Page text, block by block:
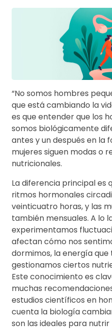
“No somos hombres
que está cambiando la
es que entender que los
somos biológicamente
antes y un después en la
mujeres siguen modas o
nutricionales.
La diferencia principal es
ritmos hormonales
veinticuatro horas, y las
también mensuales. A lo
experimentamos
afectan cómo nos
dormimos, la energía
gestionamos ciertos
Este conocimiento es
muchas
estudios científicos en
cuenta la biología
son las ideales para